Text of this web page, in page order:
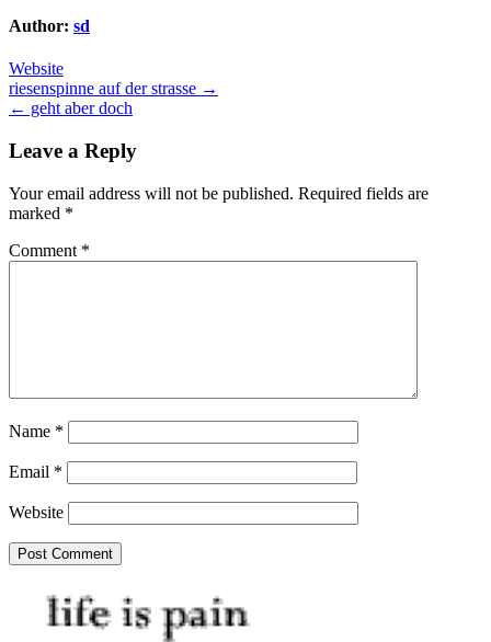
Author: sd
Website
Post
navigation
riesenspinne auf der strasse →
← geht aber doch
Leave a Reply
Your email address will not be published. Required fields are
marked *
Comment *
Name *
Email *
Website